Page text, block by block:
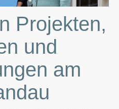
Projekten,
und
am